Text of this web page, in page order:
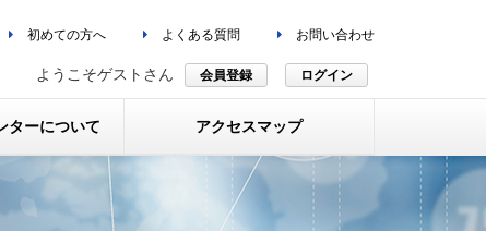
初めての方へ よくある質問 お問い合わせ
ようこそゲストさん 会員登録 ログイン
ターについて アクセスマップ